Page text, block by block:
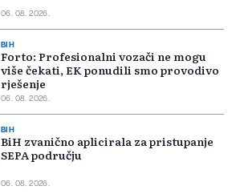
06. 08. 2026.
BIH
Forto: Profesionalni vozači ne mogu
više čekati, EK ponudili smo provodivo
rješenje
06. 08. 2026.
BIH
BiH zvanično aplicirala za pristupanje
SEPA području
06. 08. 2026.